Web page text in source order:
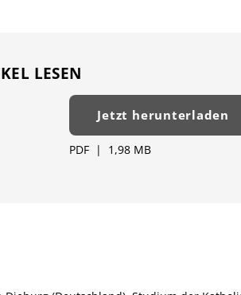
LESEN
Jetzt herunterladen
PDF | 1,98 MB